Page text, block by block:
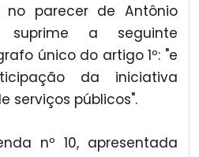
no parecer de Antônio
suprime a seguinte
único do artigo 1º: "e
da iniciativa
serviços públicos".
nº 10, apresentada